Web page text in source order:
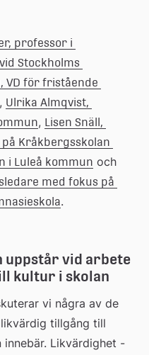
professor i
Stockholms
VD för fristående
, Ulrika Almqvist,
, Lisen Snäll,
Kråkbergsskolan
i Luleå kommun
med fokus på
.
uppstår vid arbete
kultur i skolan
vi några av de
tillgång till
Likvärdighet -